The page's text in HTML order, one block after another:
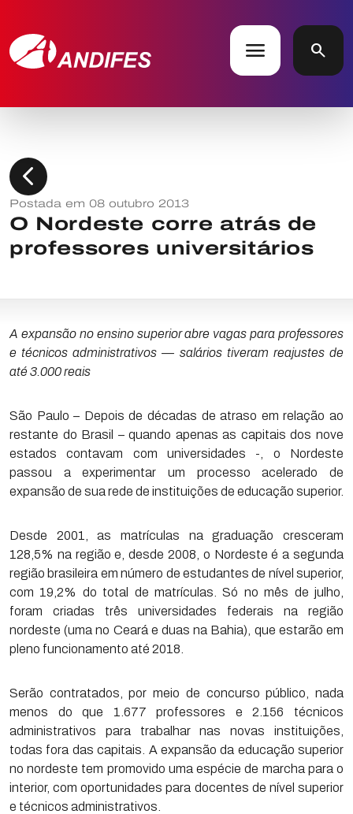
menu search
chevron_left
Postada em 08 outubro 2013
O Nordeste corre atrás de
professores universitários
A expansão no ensino superior abre vagas para professores
e técnicos administrativos — salários tiveram reajustes de
até 3.000 reais
São Paulo – Depois de décadas de atraso em relação ao
restante do Brasil – quando apenas as capitais dos nove
estados contavam com universidades -, o Nordeste
passou a experimentar um processo acelerado de
expansão de sua rede de instituições de educação superior.
Desde 2001, as matrículas na graduação cresceram
128,5% na região e, desde 2008, o Nordeste é a segunda
região brasileira em número de estudantes de nível superior,
com 19,2% do total de matrículas. Só no mês de julho,
foram criadas três universidades federais na região
nordeste (uma no Ceará e duas na Bahia), que estarão em
pleno funcionamento até 2018.
Serão contratados, por meio de concurso público, nada
menos do que 1.677 professores e 2.156 técnicos
administrativos para trabalhar nas novas instituições,
todas fora das capitais. A expansão da educação superior
no nordeste tem promovido uma espécie de marcha para o
interior, com oportunidades para docentes de nível superior
e técnicos administrativos.